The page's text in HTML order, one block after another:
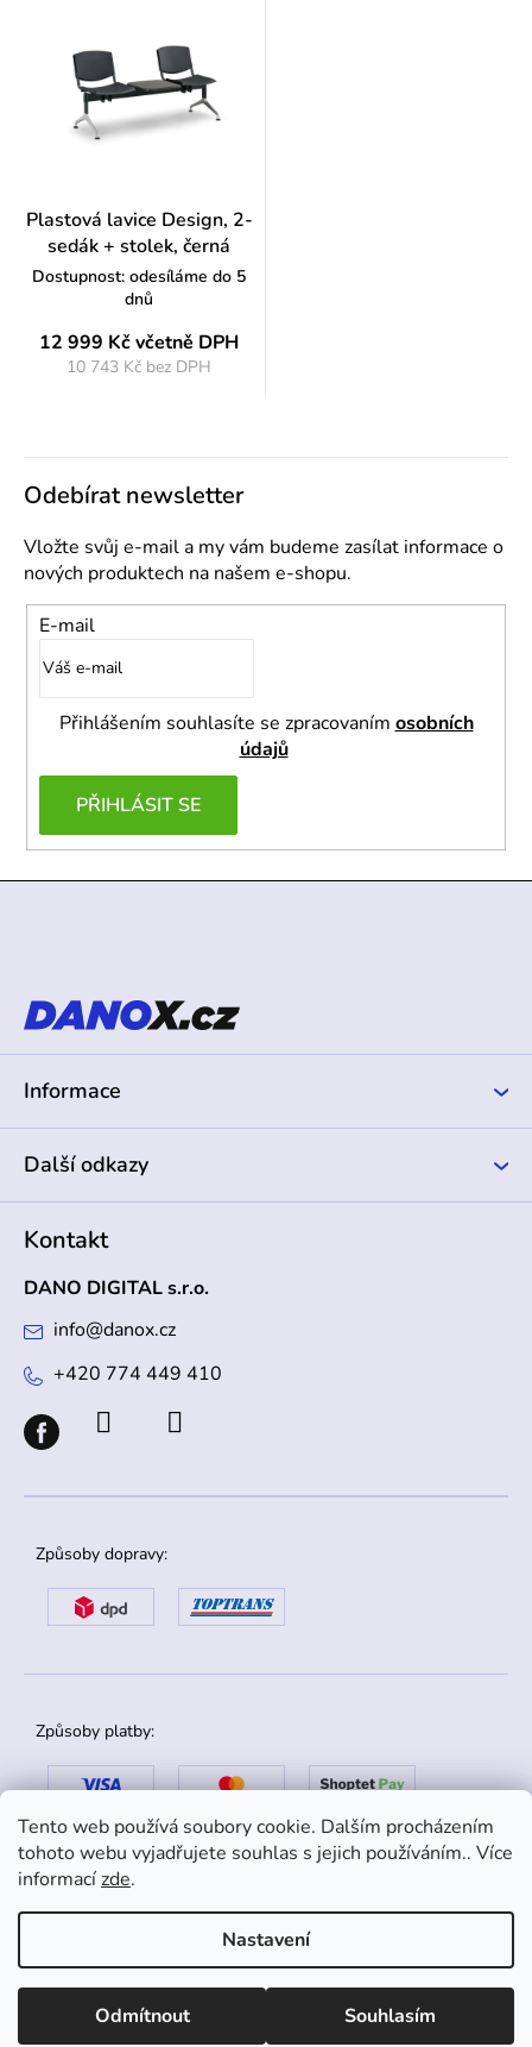
Tento web používá soubory cookie. Dalším procházením
tohoto webu vyjadřujete souhlas s jejich používáním.. Více
informacízde.
Nastavení
Odmítnout Souhlasím
Plastová lavice Design, 2-
sedák + stolek, černá
Dostupnost: odesíláme do 5
dnů
12 999 Kčvčetně DPH
10 743 Kč bez DPH
Odebírat newsletter
Vložte svůj e-mail a my vám budeme zasílat informace o
nových produktech na našem e-shopu.
E-mail
Přihlášením souhlasíte se zpracovaním osobních
údajů
PŘIHLÁSIT SE
t
Informace
Další odkazy
Kontakt
DANO DIGITAL s.r.o.
info@danox.cz
+420 774 449 410
Způsoby dopravy:
Způsoby platby:
Shoptet mime digital
Copyright 2026danox.cz. Všechna práva vyhrazena.